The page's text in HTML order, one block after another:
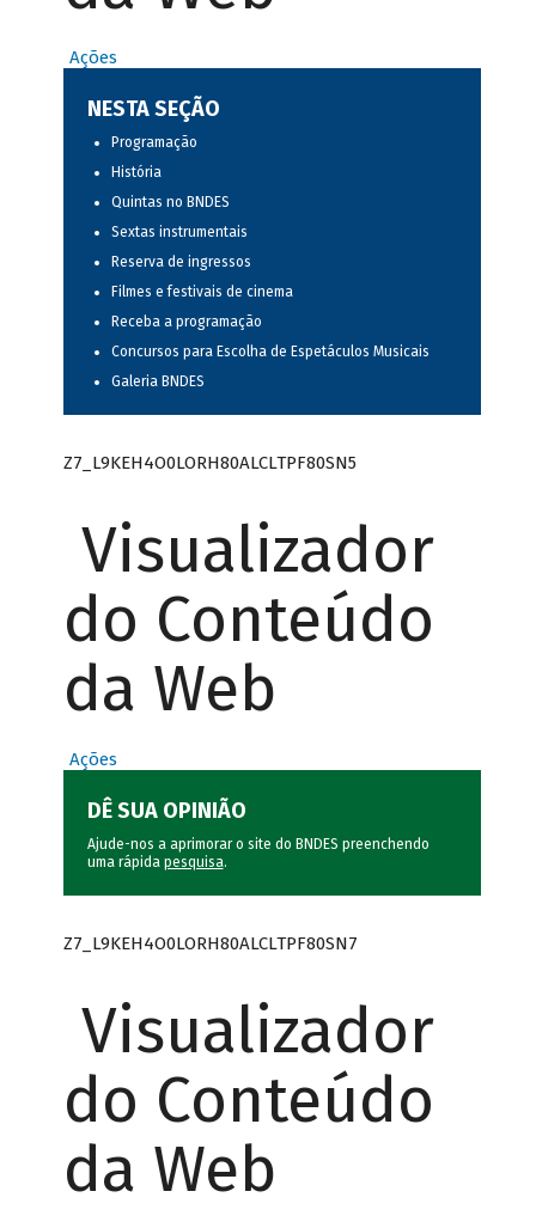
Ações
NESTA SEÇÃO
Programação
História
Quintas no BNDES
Sextas instrumentais
Reserva de ingressos
Filmes e festivais de cinema
Receba a programação
Concursos para Escolha de Espetáculos Musicais
Galeria BNDES
Z7_L9KEH4O0LORH80ALCLTPF80SN5
Visualizador
do Conteúdo
da Web
Ações
DÊ SUA OPINIÃO
Ajude-nos a aprimorar o site do BNDES preenchendo
uma rápida pesquisa.
Z7_L9KEH4O0LORH80ALCLTPF80SN7
Visualizador
do Conteúdo
da Web